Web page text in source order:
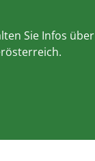
Sie Infos über